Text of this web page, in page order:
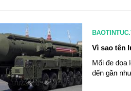
Vì sao tên
Mối đe dọa
đến gần